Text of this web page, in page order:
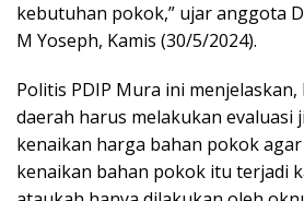
kebutuhan pokok,” ujar anggota
M Yoseph, Kamis (30/5/2024).
Politis PDIP Mura ini
daerah harus melakukan evaluasi
kenaikan harga bahan pokok
kenaikan bahan pokok itu terjadi